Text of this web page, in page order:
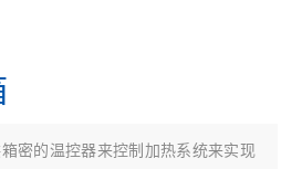
密的温控器来控制加热系统来实现